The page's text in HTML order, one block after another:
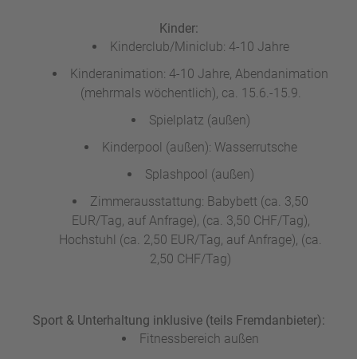
Kinder:
Kinderclub/Miniclub: 4-10 Jahre
Kinderanimation: 4-10 Jahre, Abendanimation
(mehrmals wöchentlich), ca. 15.6.-15.9.
Spielplatz (außen)
Kinderpool (außen): Wasserrutsche
Splashpool (außen)
Zimmerausstattung: Babybett (ca. 3,50
EUR/Tag, auf Anfrage), (ca. 3,50 CHF/Tag),
Hochstuhl (ca. 2,50 EUR/Tag, auf Anfrage), (ca.
2,50 CHF/Tag)
Sport & Unterhaltung inklusive (teils Fremdanbieter):
Fitnessbereich außen